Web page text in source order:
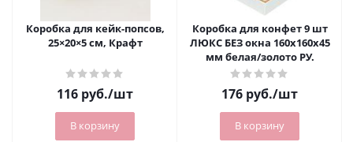
Коробка для кейк-попсов,
25×20×5 см, Крафт
116 руб./шт
В корзину
Коробка для конфет 9 шт
ЛЮКС БЕЗ окна 160х160х45
мм белая/золото РУ.
176 руб./шт
В корзину